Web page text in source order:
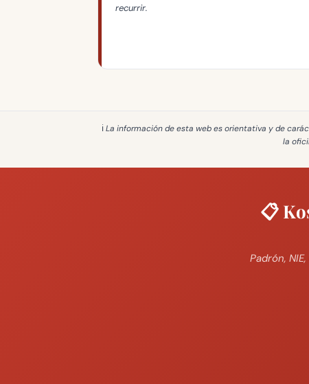
recurrir.
ℹ️ La información de esta web esorientativa y de
la
📋
Padrón,